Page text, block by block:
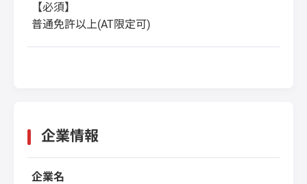
【必須】
普通免許以上(AT限定可)
企業情報
企業名